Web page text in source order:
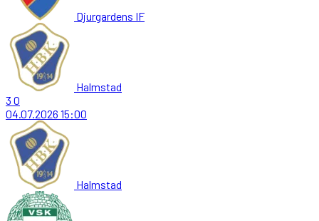
Djurgardens IF
Halmstad
3 0
04.07.2026 15:00
Halmstad